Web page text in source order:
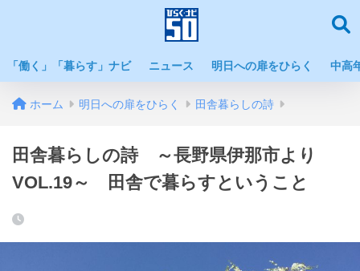
「働く」「暮らす」ナビ ニュース 明日への扉をひらく 中高
ホーム 明日への扉をひらく 田舎暮らしの詩
田舎暮らしの詩 ～長野県伊那市より
VOL.19～ 田舎で暮らすということ